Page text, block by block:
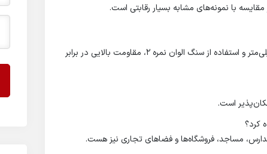
با نمونه‌های مشابه بسیار رقابتی است.
بله، موزاییک‌های تولیدی اصفهان موزاییک با ضخامت 25 میلی‌متر و استفاده از سنگ الوان نمره 2، مقاومت بالایی در برابر
است.
مساجد، فروشگاه‌ها و فضاهای تجاری نیز هست.